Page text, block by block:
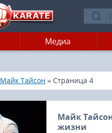
Медиа
Майк Тайсон » Страница 4
Майк
жизни